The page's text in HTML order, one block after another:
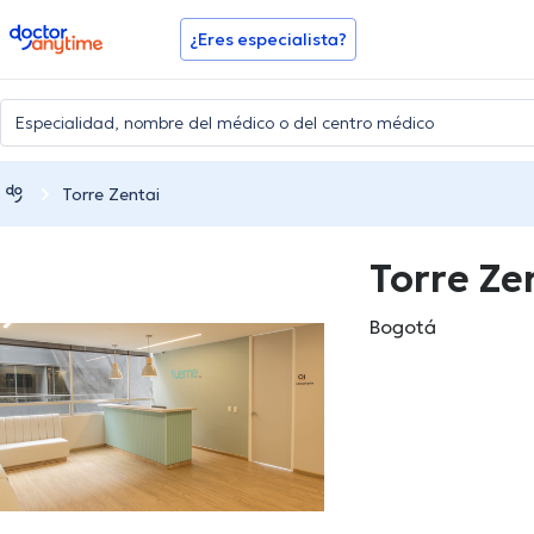
doctoranytime ¿Eres especialista?
Torre Zentai
Torre
Bogotá